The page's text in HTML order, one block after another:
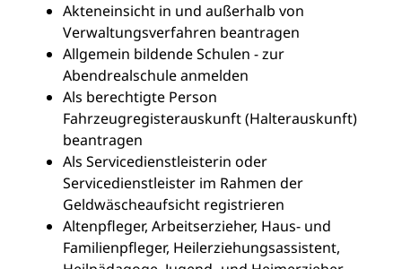
Akteneinsicht in und außerhalb von
Verwaltungsverfahren beantragen
Allgemein bildende Schulen - zur
Abendrealschule anmelden
Als berechtigte Person
Fahrzeugregisterauskunft (Halterauskunft)
beantragen
Als Servicedienstleisterin oder
Servicedienstleister im Rahmen der
Geldwäscheaufsicht registrieren
Altenpfleger, Arbeitserzieher, Haus- und
Familienpfleger, Heilerziehungsassistent,